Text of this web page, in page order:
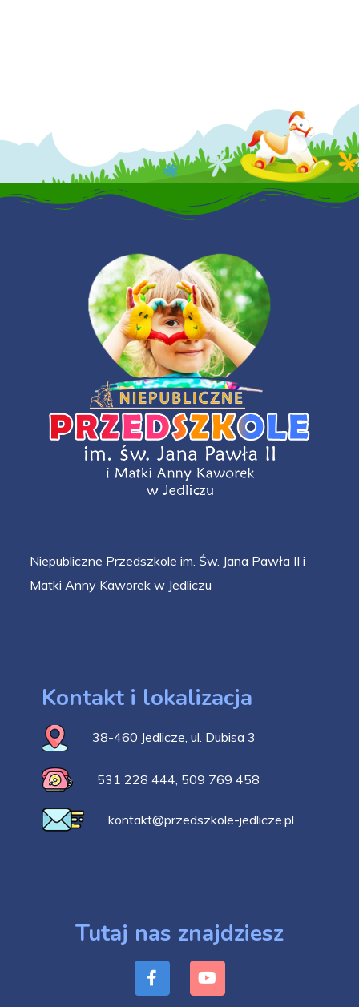
Niepubliczne Przedszkole im. Św. Jana Pawła II i
Matki Anny Kaworek w Jedliczu
Kontakt i lokalizacja
38-460 Jedlicze, ul. Dubisa 3
531 228 444, 509 769 458
kontakt@przedszkole-jedlicze.pl
Tutaj nas znajdziesz